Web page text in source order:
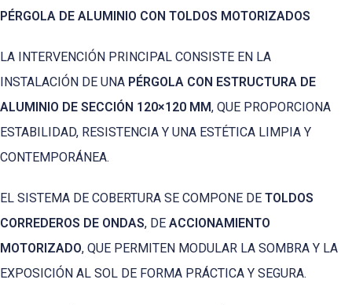
PÉRGOLA DE ALUMINIO CON TOLDOS MOTORIZADOS
LA INTERVENCIÓN PRINCIPAL CONSISTE EN LA
INSTALACIÓN DE UNA PÉRGOLA CON ESTRUCTURA DE
ALUMINIO DE SECCIÓN 120×120 MM, QUE PROPORCIONA
ESTABILIDAD, RESISTENCIA Y UNA ESTÉTICA LIMPIA Y
CONTEMPORÁNEA.
EL SISTEMA DE COBERTURA SE COMPONE DE TOLDOS
CORREDEROS DE ONDAS, DE ACCIONAMIENTO
MOTORIZADO, QUE PERMITEN MODULAR LA SOMBRA Y LA
EXPOSICIÓN AL SOL DE FORMA PRÁCTICA Y SEGURA.